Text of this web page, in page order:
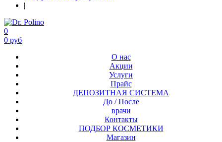
|
0
0 руб
О нас
Акции
Услуги
Прайс
ДЕПОЗИТНАЯ СИСТЕМА
До / После
врачи
Контакты
ПОДБОР КОСМЕТИКИ
Магазин